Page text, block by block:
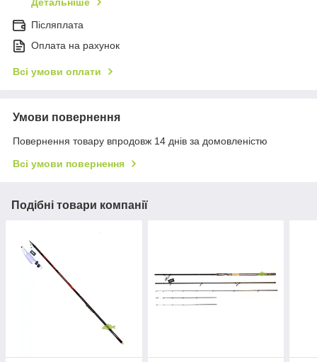
Детальніше
Післяплата
Оплата на рахунок
Всі умови оплати
Умови повернення
Повернення товару впродовж 14 днів за домовленістю
Всі умови повернення
Подібні товари компанії